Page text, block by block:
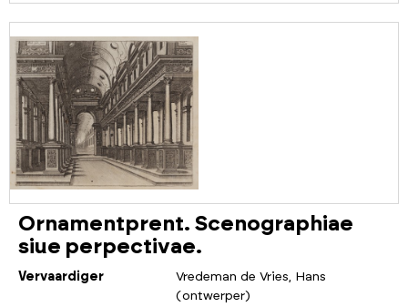
Ornamentprent. Scenographiae
siue perpectivae.
Vervaardiger
Vredeman de Vries, Hans
(ontwerper)